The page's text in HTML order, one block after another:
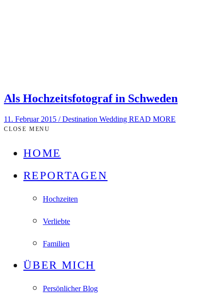
Als Hochzeitsfotograf in Schweden
11. Februar 2015 /Destination Wedding READ MORE
CLOSE MENU
HOME
REPORTAGEN
Hochzeiten
Verliebte
Familien
ÜBER MICH
Persönlicher Blog